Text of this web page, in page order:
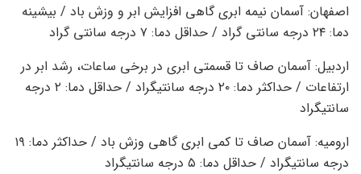
اصفهان: آسمان نیمه ابری گاهی افزایش ابر و وزش باد / بیشینه
دما: ۲۴ درجه سانتی گراد / حداقل دما: ۷ درجه سانتی گراد
اردبیل: آسمان صاف تا قسمتی ابری در برخی ساعات، رشد ابر در
ارتفاعات / حداکثر دما: ۲۰ درجه سانتیگراد / حداقل دما: ۲ درجه
سانتیگراد
ارومیه: آسمان صاف تا کمی ابری گاهی وزش باد / حداکثر دما: ۱۹
درجه سانتیگراد / حداقل دما: ۵ درجه سانتیگراد